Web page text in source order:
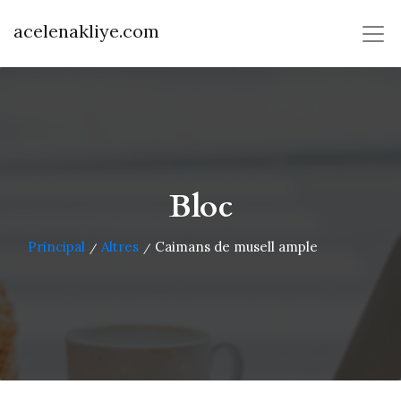
acelenakliye.com
Bloc
Principal / Altres / Caimans de musell ample